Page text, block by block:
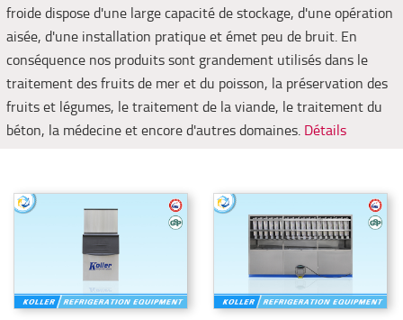
froide dispose d'une large capacité de stockage, d'une opération
aisée, d'une installation pratique et émet peu de bruit. En
conséquence nos produits sont grandement utilisés dans le
traitement des fruits de mer et du poisson, la préservation des
fruits et légumes, le traitement de la viande, le traitement du
béton, la médecine et encore d'autres domaines. Détails